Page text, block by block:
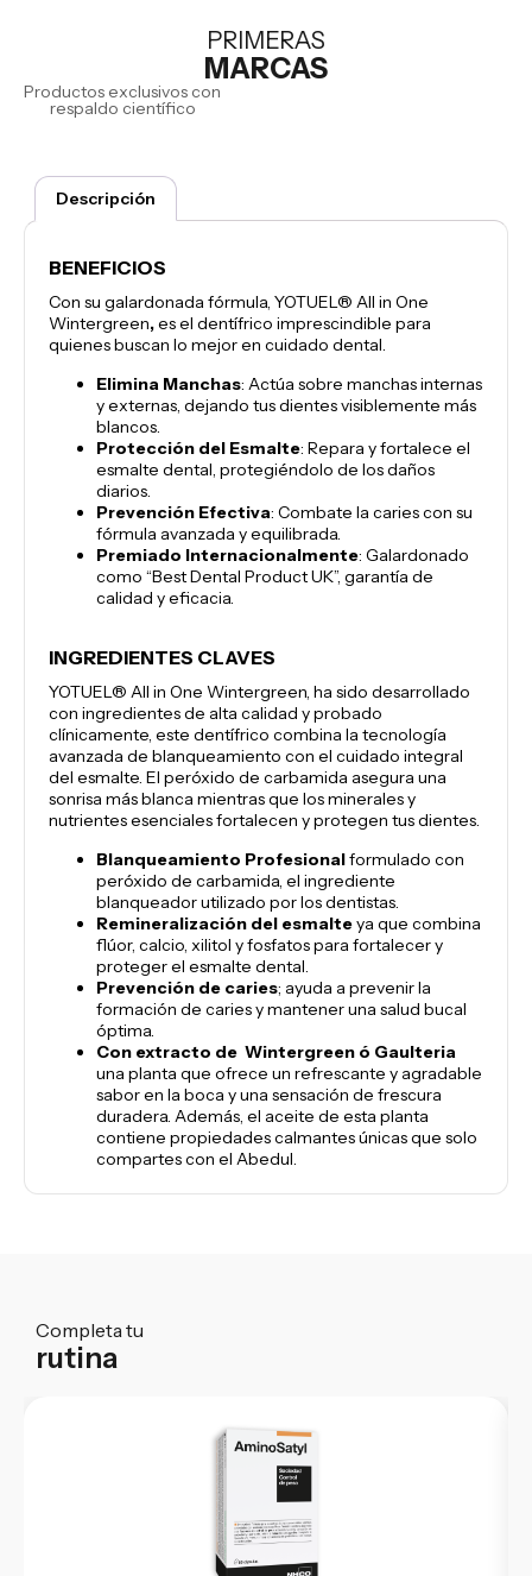
PRIMERAS
MARCAS
Productos exclusivos con
respaldo científico
Descripción
BENEFICIOS
Con su galardonada fórmula, YOTUEL® All in One
Wintergreen,es el dentífrico imprescindible para
quienes buscan lo mejor en cuidado dental.
Elimina Manchas: Actúa sobre manchas internas
y externas, dejando tus dientes visiblemente más
blancos.
Protección del Esmalte: Repara y fortalece el
esmalte dental, protegiéndolo de los daños
diarios.
Prevención Efectiva: Combate la caries con su
fórmula avanzada y equilibrada.
Premiado Internacionalmente: Galardonado
como “Best Dental Product UK”, garantía de
calidad y eficacia.
INGREDIENTES CLAVES
YOTUEL® All in One Wintergreen, ha sido desarrollado
con ingredientes de alta calidad y probado
clínicamente, este dentífrico combina la tecnología
avanzada de blanqueamiento con el cuidado integral
del esmalte. El peróxido de carbamida asegura una
sonrisa más blanca mientras que los minerales y
nutrientes esenciales fortalecen y protegen tus dientes.
Blanqueamiento Profesionalformulado con
peróxido de carbamida, el ingrediente
blanqueador utilizado por los dentistas.
Remineralización del esmalteya que combina
flúor, calcio, xilitol y fosfatos para fortalecer y
proteger el esmalte dental.
Prevención de caries; ayuda a prevenir la
formación de caries y mantener una salud bucal
óptima.
Con extracto de Wintergreen ó Gaulteria
una planta que ofrece un refrescante y agradable
sabor en la boca y una sensación de frescura
duradera. Además, el aceite de esta planta
contiene propiedades calmantes únicas que solo
compartes con el Abedul.
Completa tu
rutina